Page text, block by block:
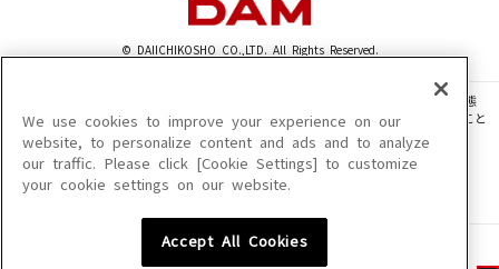
© DAIICHIKOSHO CO.,LTD. All Rights Reserved.
このサイトに掲載されている一切の文章・画像・写真・動画・音声等を、手段や形態
を問わず、著作権法の定める範囲を超えて無断で複製、転載、ファイル化などすること
を禁じます。
楽曲及びコンテンツは、機種によりご利用いただけない場合があります。
楽曲及びコンテンツの配信日、配信内容が変更になる場合があります。
We use cookies to improve your experience on our
website, to personalize content and ads and to analyze
our traffic. Please click [Cookie Settings] to customize
your cookie settings on our website.
Accept All Cookies